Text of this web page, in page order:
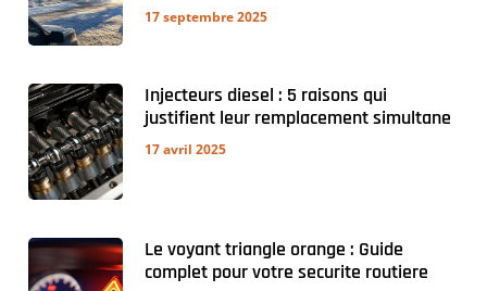
17 septembre 2025
Injecteurs diesel : 5 raisons qui
justifient leur remplacement simultane
17 avril 2025
Le voyant triangle orange : Guide
complet pour votre securite routiere